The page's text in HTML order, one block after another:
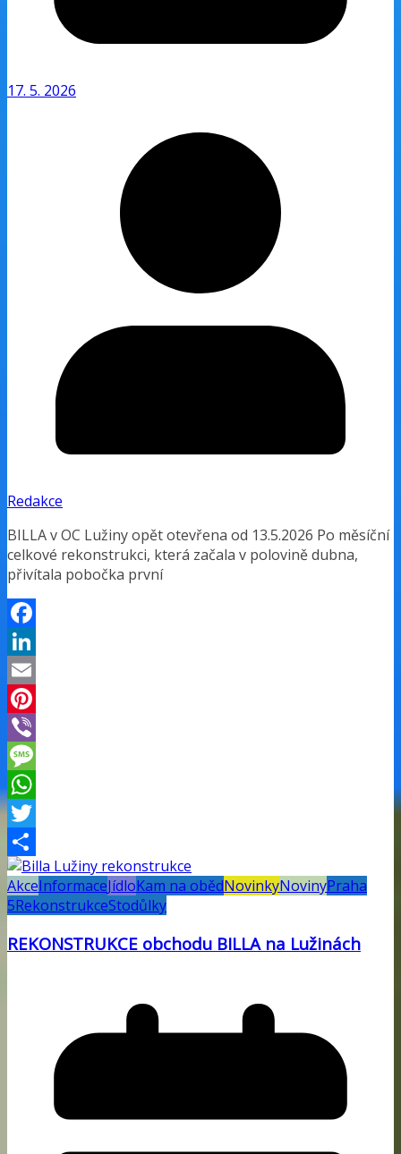
17. 5. 2026
Redakce
BILLA v OC Lužiny opět otevřena od 13.5.2026 Po měsíční
celkové rekonstrukci, která začala v polovině dubna,
přivítala pobočka první
Facebook
LinkedIn
Email
Pinterest
Viber
Message
WhatsApp
Twitter
Share
AkceInformaceJídloKam na obědNovinkyNovinyPraha
5RekonstrukceStodůlky
REKONSTRUKCE obchodu BILLA na Lužinách